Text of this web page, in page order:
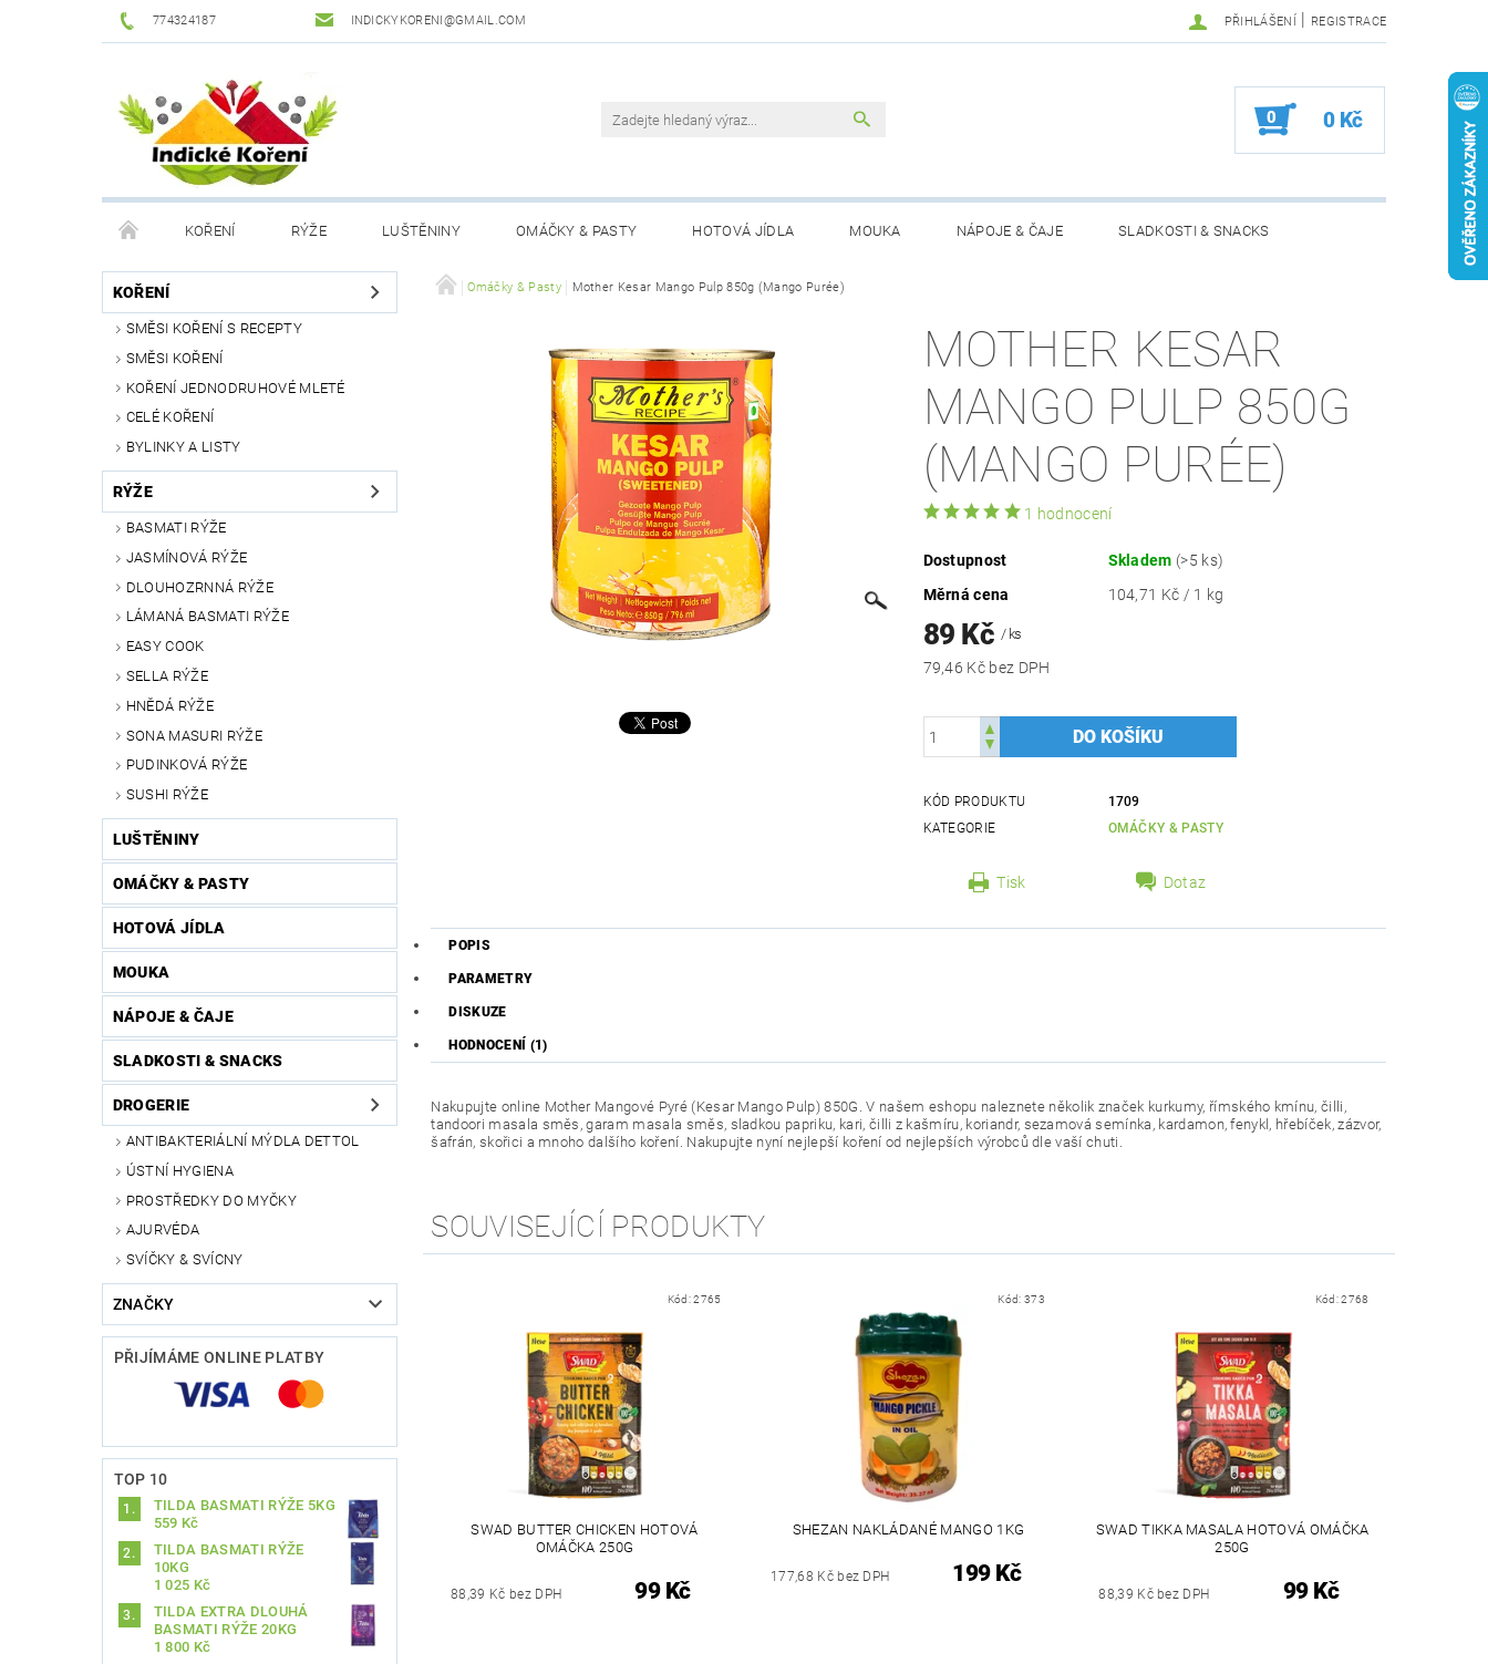
774324187 INDICKYKORENI@GMAIL.COM PŘIHLÁŠENÍ | REGISTRACE
0 0 Kč
KOŘENÍ RÝŽE LUŠTĚNINY OMÁČKY & PASTY HOTOVÁ JÍDLA MOUKA NÁPOJE & ČAJE SLADKOSTI & SNACKS
DROGERIE PODMÍNKY OCHRANY OSOBNÍCH ÚDAJŮ OBCHODNÍ PODMÍNKY KONTAKTY
KOŘENÍ
SMĚSI KOŘENÍ S RECEPTY
SMĚSI KOŘENÍ
KOŘENÍ JEDNODRUHOVÉ MLETÉ
CELÉ KOŘENÍ
BYLINKY A LISTY
RÝŽE
BASMATI RÝŽE
JASMÍNOVÁ RÝŽE
DLOUHOZRNNÁ RÝŽE
LÁMANÁ BASMATI RÝŽE
EASY COOK
SELLA RÝŽE
HNĚDÁ RÝŽE
SONA MASURI RÝŽE
PUDINKOVÁ RÝŽE
SUSHI RÝŽE
LUŠTĚNINY
OMÁČKY & PASTY
HOTOVÁ JÍDLA
MOUKA
NÁPOJE & ČAJE
SLADKOSTI & SNACKS
DROGERIE
ANTIBAKTERIÁLNÍ MÝDLA DETTOL
ÚSTNÍ HYGIENA
PROSTŘEDKY DO MYČKY
AJURVÉDA
SVÍČKY & SVÍCNY
ZNAČKY
PŘIJÍMÁME ONLINE PLATBY
TOP 10
TILDA BASMATI RÝŽE 5KG
559 Kč
TILDA BASMATI RÝŽE
10KG
1 025 Kč
TILDA EXTRA DLOUHÁ
BASMATI RÝŽE 20KG
1 800 Kč
Omáčky & Pasty Mother Kesar Mango Pulp 850g (Mango Purée)
MOTHER KESAR
MANGO PULP 850G
(MANGO PURÉE)
1 hodnocení
Dostupnost Skladem (>5 ks)
Měrná cena
104,71 Kč / 1 kg
89 Kč / ks
79,46 Kč bez DPH
KÓD PRODUKTU
1709
KATEGORIE
OMÁČKY & PASTY
Tisk Dotaz
POPIS
PARAMETRY
DISKUZE
HODNOCENÍ (1)
Nakupujte online Mother Mangové Pyré (Kesar Mango Pulp) 850G. V našem eshopu naleznete několik značek kurkumy, římského kmínu, čilli,
tandoori masala směs, garam masala směs, sladkou papriku, kari, čilli z kašmíru, koriandr, sezamová semínka, kardamon, fenykl, hřebíček, zázvor,
šafrán, skořici a mnoho dalšího koření. Nakupujte nyní nejlepší koření od nejlepších výrobců dle vaší chuti.
SOUVISEJÍCÍ PRODUKTY
Kód:2765
SWAD BUTTER CHICKEN HOTOVÁ
OMÁČKA 250G
88,39 Kč bez DPH 99 Kč
Kód:373
SHEZAN NAKLÁDANÉ MANGO 1KG
177,68 Kč bez DPH 199 Kč
Kód:2768
SWAD TIKKA MASALA HOTOVÁ OMÁČKA
250G
88,39 Kč bez DPH 99 Kč